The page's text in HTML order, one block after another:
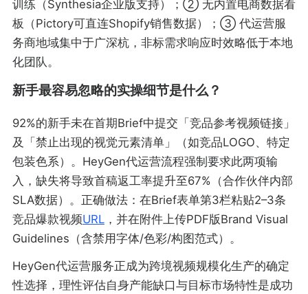
训练（Synthesia企业版支持）；② 无内置电商数据看
板（Pictory可直连Shopify销售数据）；③ 代运营服
务商地域集中于广深杭，非标需求响应时效略低于本地
化团队。
新手最容易忽略的实操细节是什么？
92%的新手未在首期Brief中提交「竞品参考视频链接」
及「禁止出现的视觉元素清单」（如竞品LOGO、特定
包装色系）。HeyGen代运营流程强制要求此两项输
入，缺失将导致首稿返工率提升至67%（合作伙伴内部
SLA数据）。正确做法：在Brief表单第3栏粘贴2–3条
竞品爆款视频URL，并在附件上传PDF版Brand Visual
Guidelines（含禁用字体/色彩/构图范式）。
HeyGen代运营服务正成为跨境视频规模化生产的确定
性选择，理性评估自身产能缺口与目标市场特性是成功